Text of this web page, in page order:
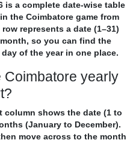
is a complete date-wise table
the Coimbatore game from
represents a date (1–31)
so you can find the
of the year in one place.
Coimbatore yearly
column shows the date (1 to
(January to December).
move across to the month